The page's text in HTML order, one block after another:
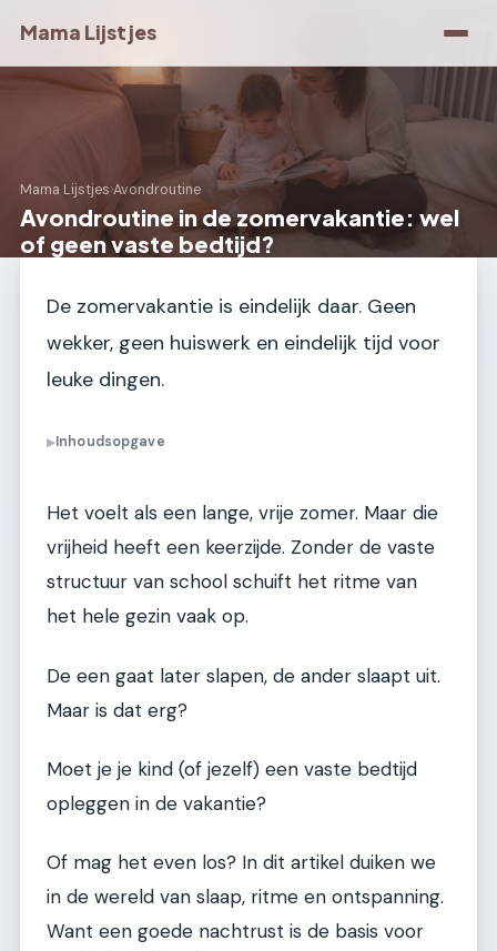
Mama Lijstjes
Mama Lijstjes›Avondroutine
Avondroutine in de zomervakantie: wel
of geen vaste bedtijd?
De zomervakantie is eindelijk daar. Geen
wekker, geen huiswerk en eindelijk tijd voor
leuke dingen.
▶Inhoudsopgave
Het voelt als een lange, vrije zomer. Maar die
vrijheid heeft een keerzijde. Zonder de vaste
structuur van school schuift het ritme van
het hele gezin vaak op.
De een gaat later slapen, de ander slaapt uit.
Maar is dat erg?
Moet je je kind (of jezelf) een vaste bedtijd
opleggen in de vakantie?
Of mag het even los? In dit artikel duiken we
in de wereld van slaap, ritme en ontspanning.
Want een goede nachtrust is de basis voor